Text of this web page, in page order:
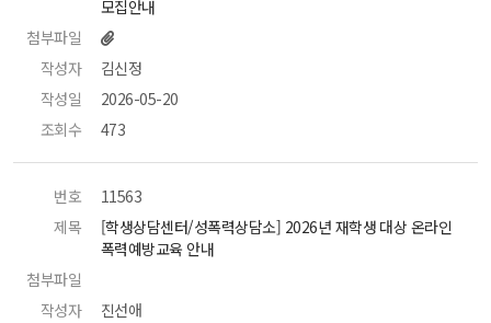
모집안내
첨부파일
작성자
김신정
작성일
2026-05-20
조회수
473
번호
11563
제목
[학생상담센터/성폭력상담소] 2026년 재학생 대상 온라인
폭력예방교육 안내
첨부파일
작성자
진선애